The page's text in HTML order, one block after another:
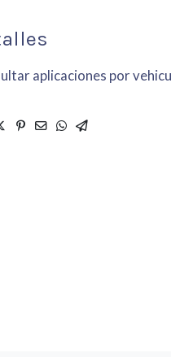
aplicaciones por